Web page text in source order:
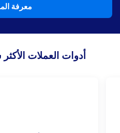
معرفة
أدوات العملات